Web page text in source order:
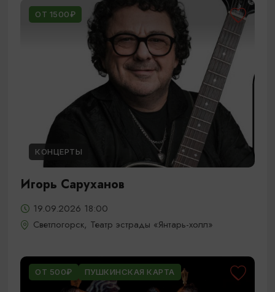
ОТ 1500₽
КОНЦЕРТЫ
Игорь Саруханов
19.09.2026 18:00
Светлогорск, Театр эстрады «Янтарь-холл»
ОТ 500₽ ПУШКИНСКАЯ КАРТА